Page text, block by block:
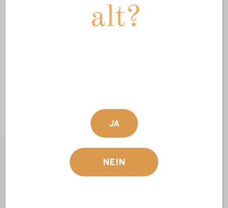
Geniessen Sie den „echten“ Schwedenbitter
alt?
JA
NEIN